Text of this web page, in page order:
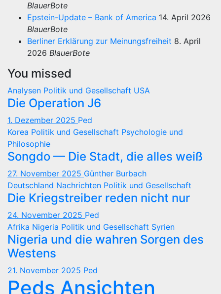
BlauerBote
Epstein-Update – Bank of America 14. April 2026
BlauerBote
Berliner Erklärung zur Meinungsfreiheit 8. April
2026 BlauerBote
You missed
Analysen Politik und Gesellschaft USA
Die Operation J6
1. Dezember 2025 Ped
Korea Politik und Gesellschaft Psychologie und
Philosophie
Songdo — Die Stadt, die alles weiß
27. November 2025 Günther Burbach
Deutschland Nachrichten Politik und Gesellschaft
Die Kriegstreiber reden nicht nur
24. November 2025 Ped
Afrika Nigeria Politik und Gesellschaft Syrien
Nigeria und die wahren Sorgen des
Westens
21. November 2025 Ped
Peds Ansichten